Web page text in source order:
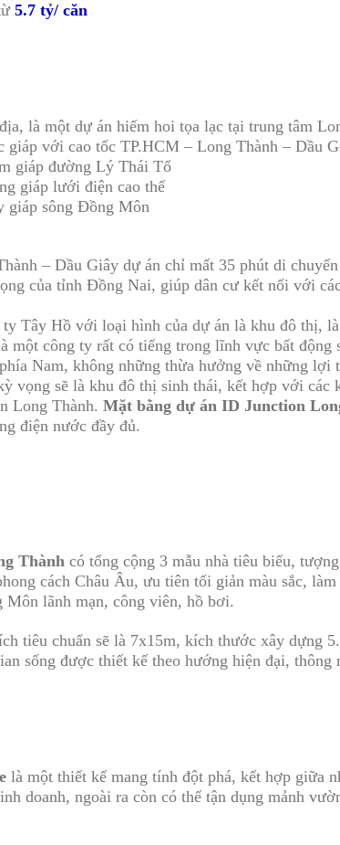
5.7 tỷ/ căn
là một dự án hiếm hoi tọa lạc tại trung tâm
giáp với cao tốc TP.HCM – Long Thành – Dầu
giáp đường Lý Thái Tổ
giáp lưới điện cao thế
giáp sông Đồng Môn
– Dầu Giây dự án chỉ mất 35 phút di
của tỉnh Đồng Nai, giúp dân cư kết nối với
Tây Hồ với loại hình của dự án là khu đô thị,
một công ty rất có tiếng trong lĩnh vực bất
Nam, không những thừa hưởng về những lợi
vọng sẽ là khu đô thị sinh thái, kết hợp với các
Long Thành. Mặt bằng dự án ID Junction
điện nước đầy đủ.
Thành có tổng cộng 3 mẫu nhà tiêu biểu,
cách Châu Âu, ưu tiên tối giản màu sắc,
Môn lãnh mạn, công viên, hồ bơi.
tiêu chuẩn sẽ là 7x15m, kích thước xây dựng
sống được thiết kế theo hướng hiện đại, thông
là một thiết kế mang tính đột phá, kết hợp giữa
doanh, ngoài ra còn có thể tận dụng mảnh